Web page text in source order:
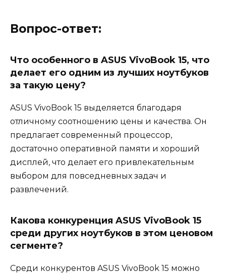
Вопрос-ответ:
Что особенного в ASUS VivoBook 15, что
делает его одним из лучших ноутбуков
за такую цену?
ASUS VivoBook 15 выделяется благодаря
отличному соотношению цены и качества. Он
предлагает современный процессор,
достаточно оперативной памяти и хороший
дисплей, что делает его привлекательным
выбором для повседневных задач и
развлечений.
Какова конкуренция ASUS VivoBook 15
среди других ноутбуков в этом ценовом
сегменте?
Среди конкурентов ASUS VivoBook 15 можно